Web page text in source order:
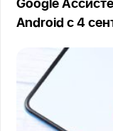
Google
Android с 4